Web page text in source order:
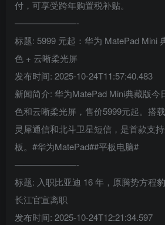
付，可享受跨年购置税补贴。
———————-
标题: 5999 元起：华为 MatePad Mini
色 + 云晰柔光屏
发布时间: 2025-10-24T11:57:40.483
新闻简介: 华为MatePad Mini典藏版
色和云晰柔光屏，售价5999元起。搭
灵犀通信和北斗卫星短信，是首款支
板。#华为MatePad##平板电脑#
———————-
标题: 入职比亚迪 16 年，原腾势方程
长江官宣离职
发布时间: 2025-10-24T12:21:34.597